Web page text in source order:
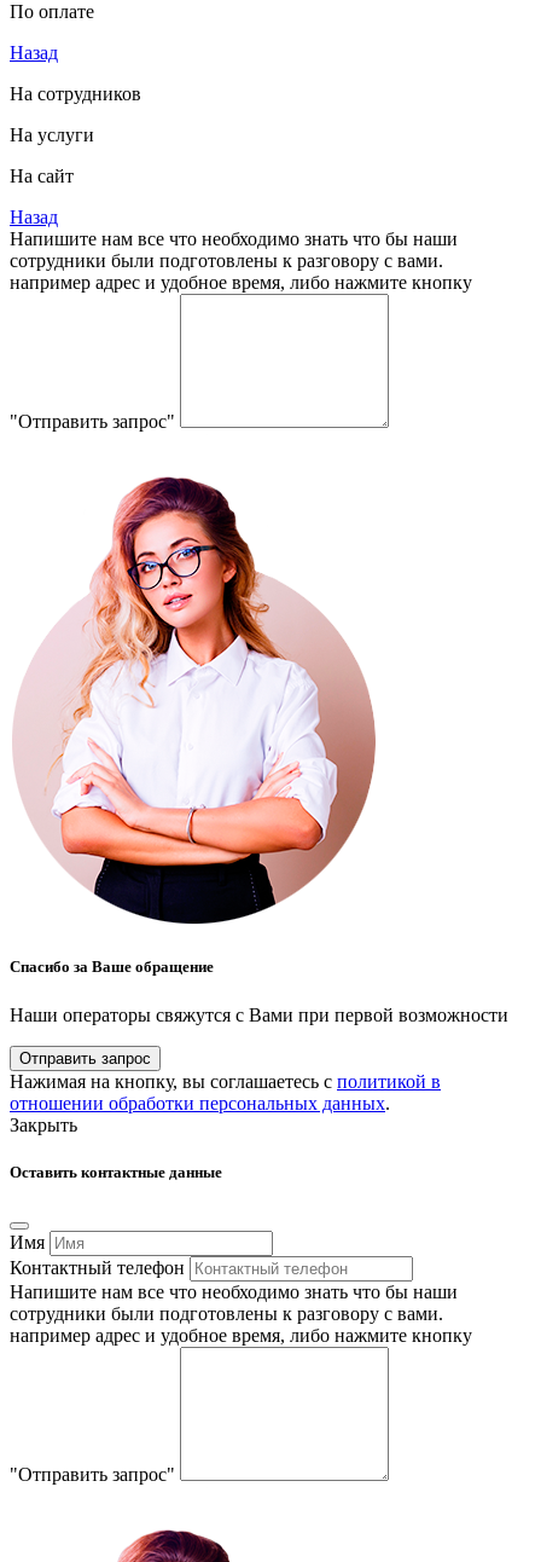
По оплате
Назад
На сотрудников
На услуги
На сайт
Назад
Напишите нам все что необходимо знать что бы наши
сотрудники были подготовлены к разговору с вами.
например адрес и удобное время, либо нажмите кнопку
"Отправить запрос"
Спасибо за Ваше обращение
Наши операторы свяжутся с Вами при первой возможности
Отправить запрос
Нажимая на кнопку, вы соглашаетесь с политикой в
отношении обработки персональных данных.
Закрыть
Оставить контактные данные
Имя
Контактный телефон
Напишите нам все что необходимо знать что бы наши
сотрудники были подготовлены к разговору с вами.
например адрес и удобное время, либо нажмите кнопку
"Отправить запрос"